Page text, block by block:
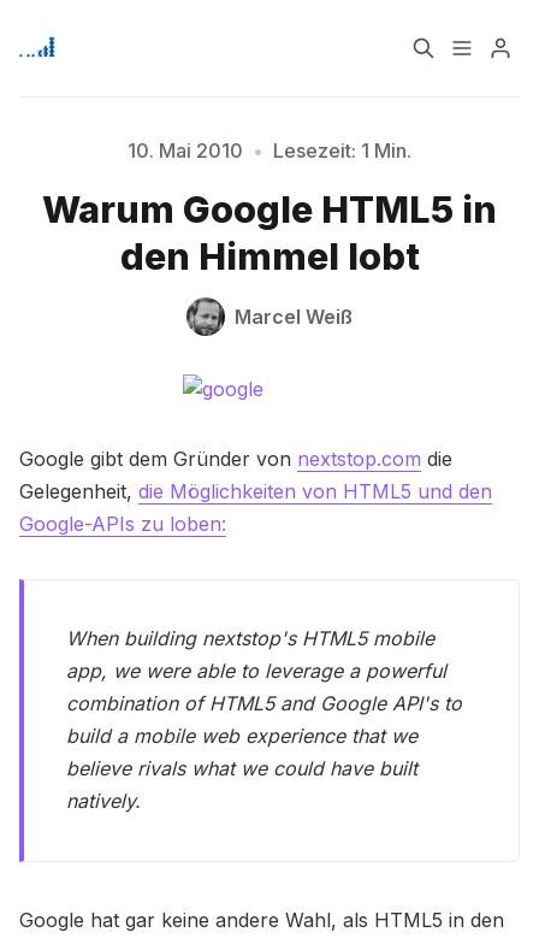
Signup Bitte geben Sie mindestens 3 Zeichen ein
10. Mai 2010 • Lesezeit: 1 Min.
Warum Google HTML5 in
den Himmel lobt
Marcel Weiß
Google gibt dem Gründer von nextstop.com die
Gelegenheit, die Möglichkeiten von HTML5 und den
Google-APIs zu loben:
When building nextstop's HTML5 mobile
app, we were able to leverage a powerful
combination of HTML5 and Google API's to
build a mobile web experience that we
believe rivals what we could have built
natively.
Google hat gar keine andere Wahl, als HTML5 in den